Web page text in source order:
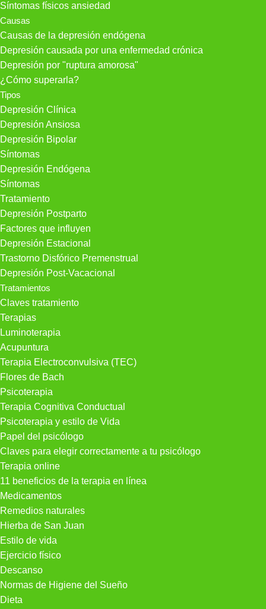
Síntomas físicos ansiedad
Causas
Causas de la depresión endógena
Depresión causada por una enfermedad crónica
Depresión por "ruptura amorosa"
¿Cómo superarla?
Tipos
Depresión Clínica
Depresión Ansiosa
Depresión Bipolar
Síntomas
Depresión Endógena
Síntomas
Tratamiento
Depresión Postparto
Factores que influyen
Depresión Estacional
Trastorno Disfórico Premenstrual
Depresión Post-Vacacional
Tratamientos
Claves tratamiento
Terapias
Luminoterapia
Acupuntura
Terapia Electroconvulsiva (TEC)
Flores de Bach
Psicoterapia
Terapia Cognitiva Conductual
Psicoterapia y estilo de Vida
Papel del psicólogo
Claves para elegir correctamente a tu psicólogo
Terapia online
11 beneficios de la terapia en línea
Medicamentos
Remedios naturales
Hierba de San Juan
Estilo de vida
Ejercicio físico
Descanso
Normas de Higiene del Sueño
Dieta